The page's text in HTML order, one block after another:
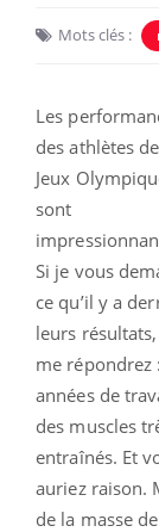
Mots clés :
Les
des athlètes
Jeux
sont
Si je vous
ce qu’il y a
leurs
me répondrez
années de
des muscles
entraînés. Et
auriez raison.
de la masse